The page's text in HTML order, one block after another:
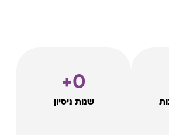
שנות ניסיון
0
+